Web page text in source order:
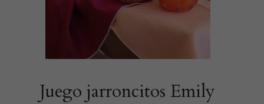
Juego jarroncitos Emily